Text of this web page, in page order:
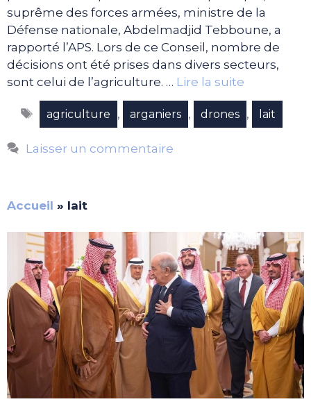
suprême des forces armées, ministre de la
Défense nationale, Abdelmadjid Tebboune, a
rapporté l’APS. Lors de ce Conseil, nombre de
décisions ont été prises dans divers secteurs,
sont celui de l’agriculture. … Lire la suite
Étiquettes
agriculture , arganiers , drones , lait
Laisser un commentaire
Accueil » lait